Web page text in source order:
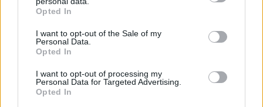
grant or deny consent to Google and its third-party tags to
use your data for below specified purposes in below Google
consent section.
Opted In
I want to opt-out of the Sale of my
Personal Data.
Opted In
I want to opt-out of processing my
Personal Data for Targeted Advertising.
Opted In
ΤΙΤΛΟΣ TED ΠΡΟΜΗΘΕΙΑ ΟΡΘΟΠΕΔΙΚΩΝ
ΤΙΤΛΟΣ